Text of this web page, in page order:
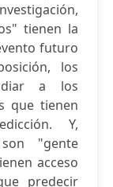
tienen la
futuro
los
a los
que tienen
Y,
"gente
acceso
predecir